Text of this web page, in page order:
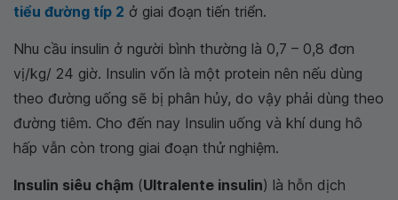
tiểu đường típ 2 ở giai đoạn tiến triển.
Nhu cầu insulin ở người bình thường là 0,7 – 0,8 đơn
vị/kg/ 24 giờ. Insulin vốn là một protein nên nếu dùng
theo đường uống sẽ bị phân hủy, do vậy phải dùng theo
đường tiêm. Cho đến nay Insulin uống và khí dung hô
hấp vẫn còn trong giai đoạn thử nghiệm.
Insulin siêu chậm (Ultralente insulin) là hỗn dịch